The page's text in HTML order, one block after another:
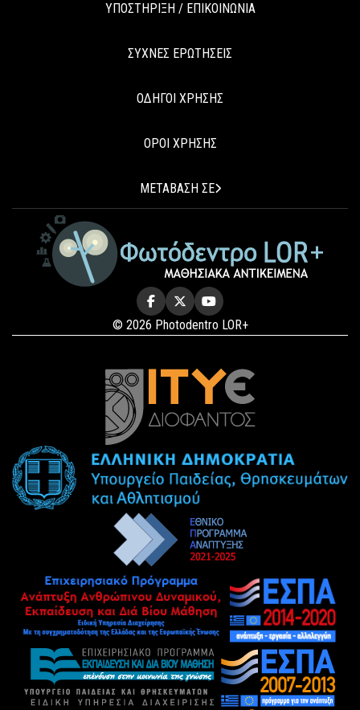
ΥΠΟΣΤΗΡΙΞΗ / ΕΠΙΚΟΙΝΩΝΙΑ
ΣΥΧΝΕΣ ΕΡΩΤΗΣΕΙΣ
ΟΔΗΓΟΙ ΧΡΗΣΗΣ
ΟΡΟΙ ΧΡΗΣΗΣ
ΜΕΤΑΒΑΣΗ ΣΕ
© 2026 Photodentro LOR+